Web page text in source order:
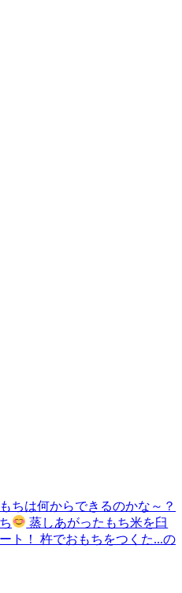
ちは何からできるのかな～？
蒸しあがったもち米を臼
ト！ 杵でおもちをつくた...の